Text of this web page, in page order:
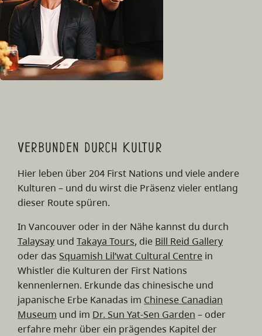
Verbunden durch Kultur
Hier leben über 204 First Nations und viele andere
Kulturen – und du wirst die Präsenz vieler entlang
dieser Route spüren.
In Vancouver oder in der Nähe kannst du durch
Talaysay und Takaya Tours, die Bill Reid Gallery
oder das Squamish Lil’wat Cultural Centre in
Whistler die Kulturen der First Nations
kennenlernen. Erkunde das chinesische und
japanische Erbe Kanadas im Chinese Canadian
Museum und im Dr. Sun Yat-Sen Garden – oder
erfahre mehr über ein prägendes Kapitel der